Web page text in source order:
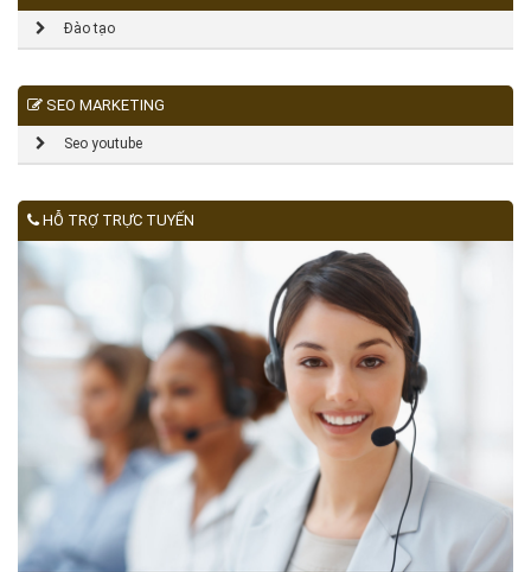
Đào tạo
SEO MARKETING
Seo youtube
HỖ TRỢ TRỰC TUYẾN